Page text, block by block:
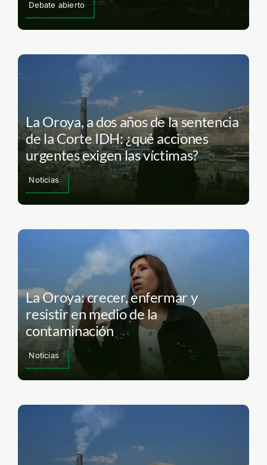
Debate abierto
La Oroya, a dos años de la sentencia
de la Corte IDH: ¿qué acciones
urgentes exigen las víctimas?
Noticias
La Oroya: crecer, enfermar y
resistir en medio de la
contaminación
Noticias